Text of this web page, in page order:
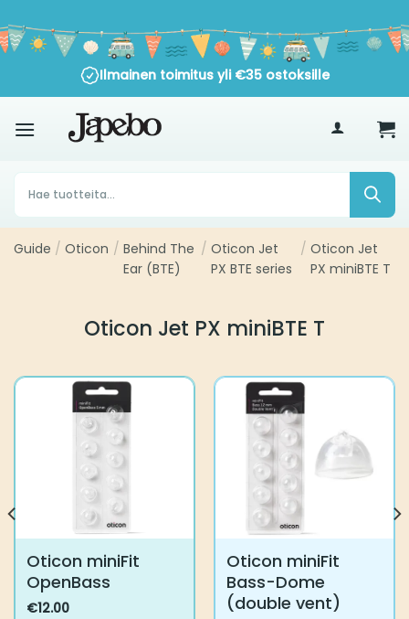
sisältöön
Ilmainen toimitus yli €35ostoksille
Products
search
Guide / Oticon / Behind The
Ear (BTE)
/ Oticon Jet
PX BTE series
/ Oticon Jet
PX miniBTE T
Oticon Jet PX miniBTE T
Oticon miniFit
OpenBass
€12.00
Oticon miniFit
Bass-Dome
(double vent)